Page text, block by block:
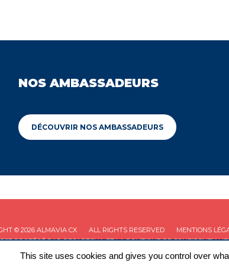
NOS AMBASSADEURS
DÉCOUVRIR NOS AMBASSADEURS
© 2026 ALMAVIA CX ALL RIGHTS RESERVED
MENTIONS
PROTÉGÉ PAR RECAPTCHA ET LAPOLITIQUE DE
This site uses cookies and gives you control over